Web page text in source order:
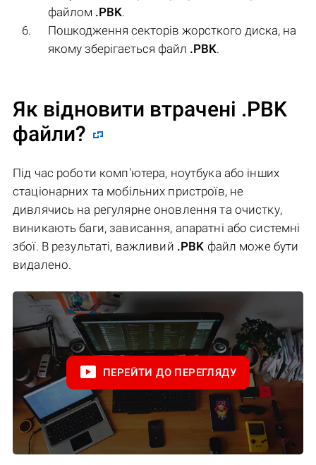
файлом .PBK.
Пошкодження секторів жорсткого диска, на
якому зберігається файл .PBK.
Як відновити втрачені .PBK
файли?
Під час роботи комп'ютера, ноутбука або інших
стаціонарних та мобільних пристроїв, не
дивлячись на регулярне оновлення та очистку,
виникають баги, зависання, апаратні або системні
збої. В результаті, важливий .PBK файл може бути
видалено.
ПЕРЕЙТИ ДО ПЕРЕГЛЯДУ